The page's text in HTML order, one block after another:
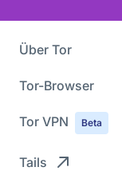
Über Tor
Tor-Browser
Tor VPN Beta
Tails